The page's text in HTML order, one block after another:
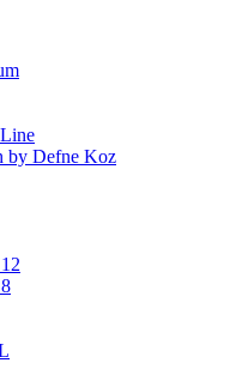
by Defne Koz